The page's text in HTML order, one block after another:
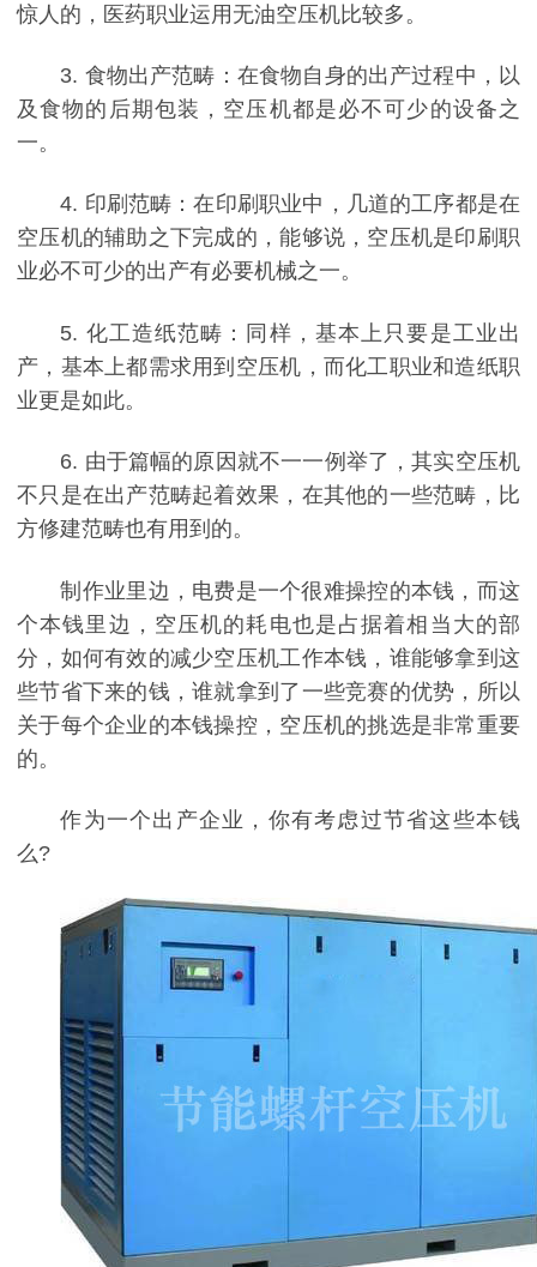
惊人的，医药职业运用无油空压机比较多。
3. 食物出产范畴：在食物自身的出产过程中，以
及食物的后期包装，空压机都是必不可少的设备之
一。
4. 印刷范畴：在印刷职业中，几道的工序都是在
空压机的辅助之下完成的，能够说，空压机是印刷职
业必不可少的出产有必要机械之一。
5. 化工造纸范畴：同样，基本上只要是工业出
产，基本上都需求用到空压机，而化工职业和造纸职
业更是如此。
6. 由于篇幅的原因就不一一例举了，其实空压机
不只是在出产范畴起着效果，在其他的一些范畴，比
方修建范畴也有用到的。
制作业里边，电费是一个很难操控的本钱，而这
个本钱里边，空压机的耗电也是占据着相当大的部
分，如何有效的减少空压机工作本钱，谁能够拿到这
些节省下来的钱，谁就拿到了一些竞赛的优势，所以
关于每个企业的本钱操控，空压机的挑选是非常重要
的。
作为一个出产企业，你有考虑过节省这些本钱
么?